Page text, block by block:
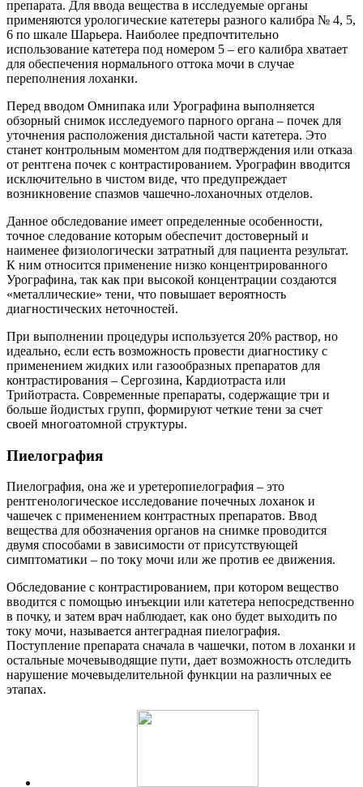
препарата. Для ввода вещества в исследуемые органы
применяются урологические катетеры разного калибра № 4, 5,
6 по шкале Шарьера. Наиболее предпочтительно
использование катетера под номером 5 – его калибра хватает
для обеспечения нормального оттока мочи в случае
переполнения лоханки.
Перед вводом Омнипака или Урографина выполняется
обзорный снимок исследуемого парного органа – почек для
уточнения расположения дистальной части катетера. Это
станет контрольным моментом для подтверждения или отказа
от рентгена почек с контрастированием. Урографин вводится
исключительно в чистом виде, что предупреждает
возникновение спазмов чашечно-лоханочных отделов.
Данное обследование имеет определенные особенности,
точное следование которым обеспечит достоверный и
наименее физиологически затратный для пациента результат.
К ним относится применение низко концентрированного
Урографина, так как при высокой концентрации создаются
«металлические» тени, что повышает вероятность
диагностических неточностей.
При выполнении процедуры используется 20% раствор, но
идеально, если есть возможность провести диагностику с
применением жидких или газообразных препаратов для
контрастирования – Сергозина, Кардиотраста или
Трийотраста. Современные препараты, содержащие три и
больше йодистых групп, формируют четкие тени за счет
своей многоатомной структуры.
Пиелография
Пиелография, она же и уретеропиелография – это
рентгенологическое исследование почечных лоханок и
чашечек с применением контрастных препаратов. Ввод
вещества для обозначения органов на снимке проводится
двумя способами в зависимости от присутствующей
симптоматики – по току мочи или же против ее движения.
Обследование с контрастированием, при котором вещество
вводится с помощью инъекции или катетера непосредственно
в почку, и затем врач наблюдает, как оно будет выходить по
току мочи, называется антеградная пиелография.
Поступление препарата сначала в чашечки, потом в лоханки и
остальные мочевыводящие пути, дает возможность отследить
нарушение мочевыделительной функции на различных ее
этапах.